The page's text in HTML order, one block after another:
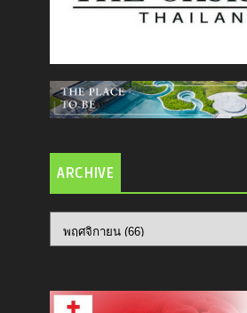
ARCHIVE